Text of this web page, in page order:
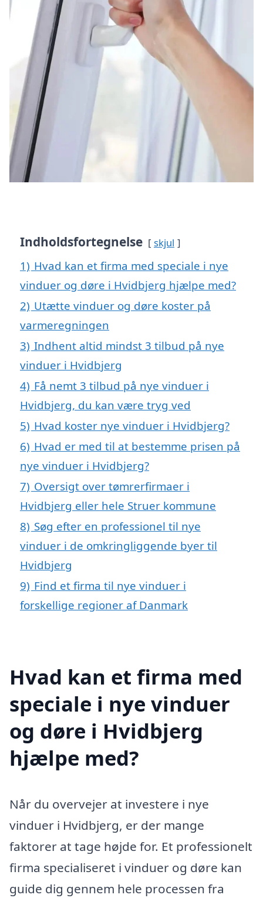
Indholdsfortegnelse skjul
1) Hvad kan et firma med speciale i nye
vinduer og døre i Hvidbjerg hjælpe med?
2) Utætte vinduer og døre koster på
varmeregningen
3) Indhent altid mindst 3 tilbud på nye
vinduer i Hvidbjerg
4) Få nemt 3 tilbud på nye vinduer i
Hvidbjerg, du kan være tryg ved
5) Hvad koster nye vinduer i Hvidbjerg?
6) Hvad er med til at bestemme prisen på
nye vinduer i Hvidbjerg?
7) Oversigt over tømrerfirmaer i
Hvidbjerg eller hele Struer kommune
8) Søg efter en professionel til nye
vinduer i de omkringliggende byer til
Hvidbjerg
9) Find et firma til nye vinduer i
forskellige regioner af Danmark
Hvad kan et firma med
speciale i nye vinduer
og døre i Hvidbjerg
hjælpe med?
Når du overvejer at investere i nye
vinduer i Hvidbjerg, er der mange
faktorer at tage højde for. Et professionelt
firma specialiseret i vinduer og døre kan
guide dig gennem hele processen fra